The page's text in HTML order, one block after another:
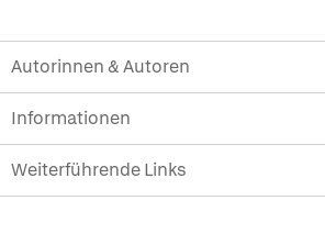
Autorinnen & Autoren
Informationen
Weiterführende Links